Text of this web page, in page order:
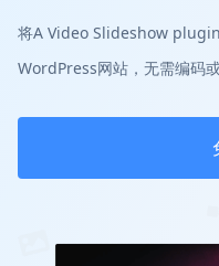
将A Video Slideshow
WordPress网站，无需编码或